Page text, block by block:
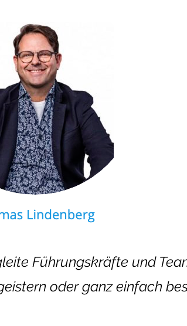
Führungskräfte und
oder ganz einfach